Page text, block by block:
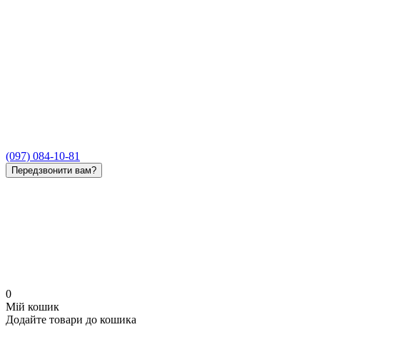
(097) 084-10-81
Передзвонити вам?
0
Мій кошик
Додайте товари до кошика